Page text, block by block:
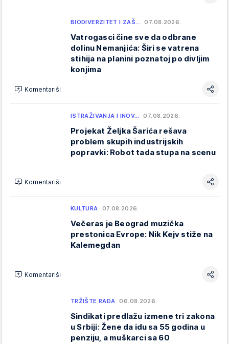
BIODIVERZITET I ZAŠ… 07.08.2026.
Vatrogasci čine sve da odbrane
dolinu Nemanjića: Širi se vatrena
stihija na planini poznatoj po divljim
konjima
Komentariši
ISTRAŽIVANJA I INOV… 07.08.2026.
Projekat Željka Šarića rešava
problem skupih industrijskih
popravki: Robot tada stupa na scenu
Komentariši
KULTURA 07.08.2026.
Večeras je Beograd muzička
prestonica Evrope: Nik Kejv stiže na
Kalemegdan
Komentariši
TRŽIŠTE RADA 06.08.2026.
Sindikati predlažu izmene tri zakona
u Srbiji: Žene da idu sa 55 godina u
penziju, a muškarci sa 60